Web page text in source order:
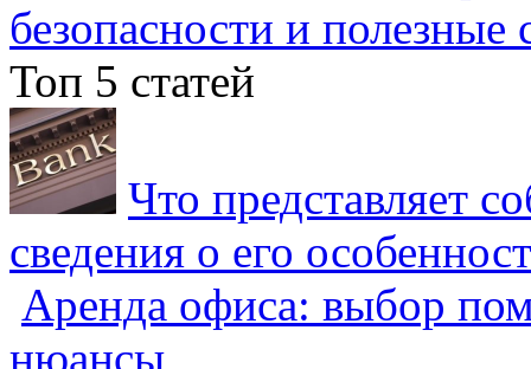
безопасности и полезные
Топ 5 статей
Что представляет
сведения о его
Аренда офиса: выбор
нюансы